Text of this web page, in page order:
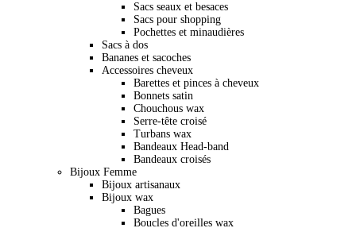
Sacs seaux et besaces
Sacs pour shopping
Pochettes et minaudières
Sacs à dos
Bananes et sacoches
Accessoires cheveux
Barettes et pinces à cheveux
Bonnets satin
Chouchous wax
Serre-tête croisé
Turbans wax
Bandeaux Head-band
Bandeaux croisés
Bijoux Femme
Bijoux artisanaux
Bijoux wax
Bagues
Boucles d'oreilles wax